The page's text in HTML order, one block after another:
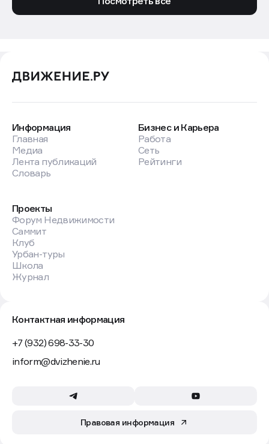
Информация
Главная
Медиа
Лента публикаций
Словарь
Бизнес и Карьера
Работа
Сеть
Рейтинги
Проекты
Форум Недвижимости
Саммит
Клуб
Урбан-туры
Школа
Журнал
Контактная информация
+7 (932) 698-33-30
inform@dvizhenie.ru
Правовая информация